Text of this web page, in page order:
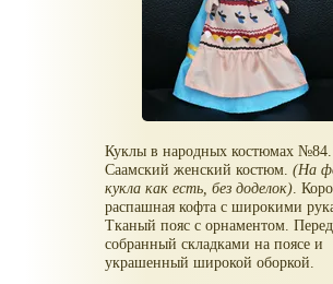
Куклы в народных костюмах №84.
Саамский женский костюм.(На
кукла как есть, без доделок) .
распашная кофта с широкими
Тканый пояс с орнаментом.
собранный складками на поясе и
украшенный широкой оборкой.